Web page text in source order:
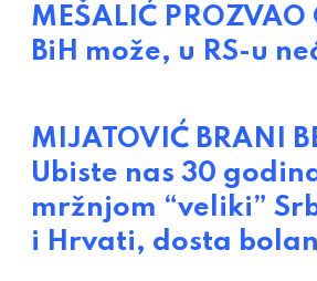
MEŠALIĆ PROZVAO
BiH može, u RS-u
MIJATOVIĆ BRANI
Ubiste nas 30
mržnjom “veliki”
i Hrvati, dosta